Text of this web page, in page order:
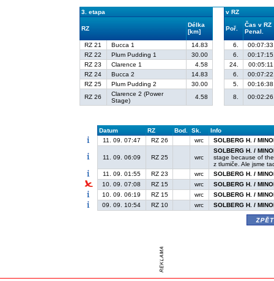
3. etapa v RZ
RZ
Délka
[km]
Poř.
Čas v RZ
Penal.
RZ 21
Bucca 1 14.83 6.
RZ 22
Plum Pudding 1 30.00 6.
RZ 23
Clarence 1 4.58 24.
RZ 24
Bucca 2 14.83 6.
RZ 25
Plum Pudding 2 30.00 5.
RZ 26
Clarence 2 (Power
Stage)
4.58 8.
Datum RZ Bod. Sk.
Info
11. 09. 07:47
RZ 26 wrc SOLBERG H. /
11. 09. 06:09 RZ 25 wrc
SOLBERG H. /
stage because of
z tlumiče. Ale jsme
11. 09. 01:55
RZ 23 wrc
SOLBERG H. /
10. 09. 07:08
RZ 15 wrc
SOLBERG H. /
10. 09. 06:19
RZ 15 wrc
SOLBERG H. /
09. 09. 10:54
RZ 10 wrc SOLBERG H. /